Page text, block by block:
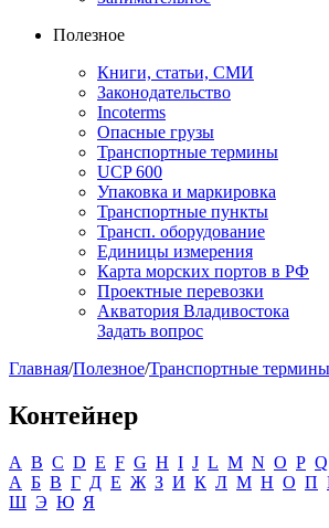
Полезное
Книги, статьи, СМИ
Законодательство
Incoterms
Опасные грузы
Транспортные термины
UCP 600
Упаковка и маркировка
Транспортные пункты
Трансп. оборудование
Единицы измерения
Карта морских портов в РФ
Проектные перевозки
Акватория Владивостока
Задать вопрос
Главная/Полезное/Транспортные термины
Контейнер
A B C D E F G H I J L M N O P Q
А Б В Г Д Е Ж З И К Л М Н О П
Ш Э Ю Я